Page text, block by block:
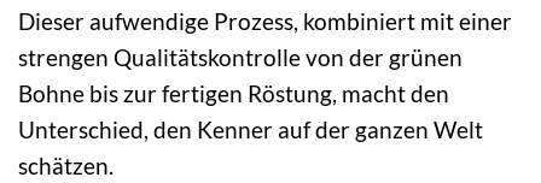
Dieser aufwendige Prozess, kombiniert mit einer
strengen Qualitätskontrolle von der grünen
Bohne bis zur fertigen Röstung, macht den
Unterschied, den Kenner auf der ganzen Welt
schätzen.